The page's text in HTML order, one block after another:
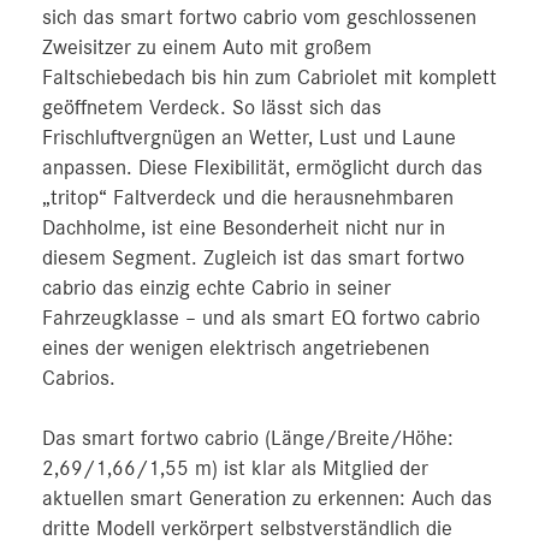
sich das smart fortwo cabrio vom geschlossenen
Zweisitzer zu einem Auto mit großem
Faltschiebedach bis hin zum Cabriolet mit komplett
geöffnetem Verdeck. So lässt sich das
Frischluftvergnügen an Wetter, Lust und Laune
anpassen. Diese Flexibilität, ermöglicht durch das
„tritop“ Faltverdeck und die herausnehmbaren
Dachholme, ist eine Besonderheit nicht nur in
diesem Segment. Zugleich ist das smart fortwo
cabrio das einzig echte Cabrio in seiner
Fahrzeugklasse – und als smart EQ fortwo cabrio
eines der wenigen elektrisch angetriebenen
Cabrios.
Das smart fortwo cabrio (Länge/Breite/Höhe:
2,69/1,66/1,55 m) ist klar als Mitglied der
aktuellen smart Generation zu erkennen: Auch das
dritte Modell verkörpert selbstverständlich die